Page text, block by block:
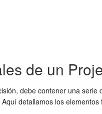
de un
debe contener una
Aquí detallamos los